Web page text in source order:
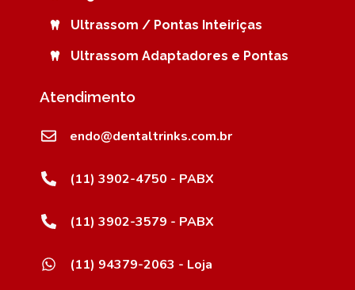
Ultrassom / Pontas Inteiriças
Ultrassom Adaptadores e Pontas
Atendimento
endo@dentaltrinks.com.br
(11) 3902-4750 - PABX
(11) 3902-3579 - PABX
(11) 94379-2063 - Loja